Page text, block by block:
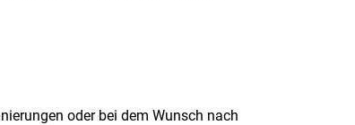
oder bei dem Wunsch nach